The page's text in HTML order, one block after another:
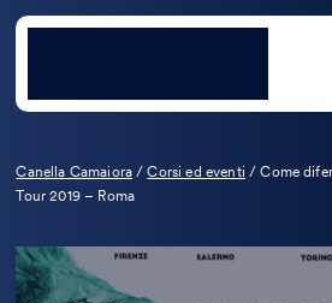
Canella Camaiora /Corsi ed eventi /Come
Tour 2019 – Roma